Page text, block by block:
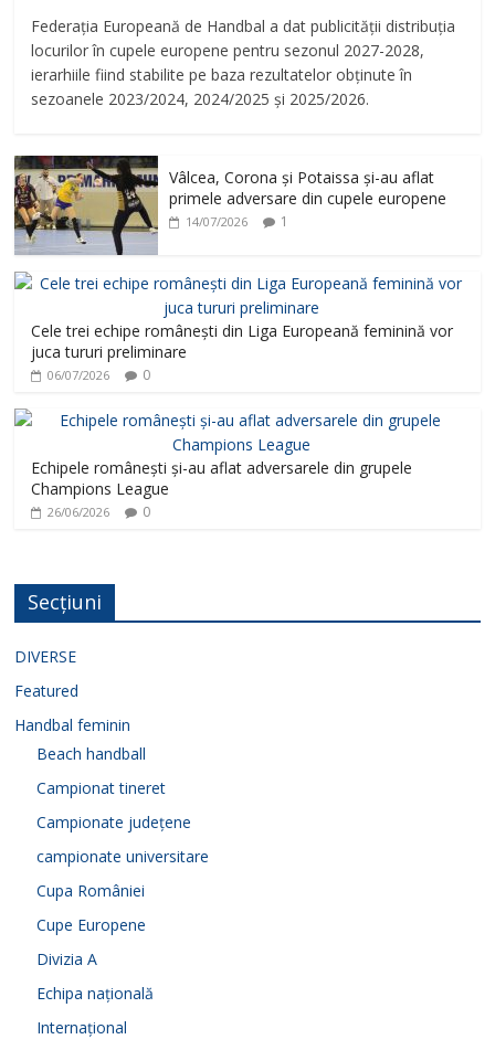
Federația Europeană de Handbal a dat publicității distribuția
locurilor în cupele europene pentru sezonul 2027-2028,
ierarhiile fiind stabilite pe baza rezultatelor obținute în
sezoanele 2023/2024, 2024/2025 și 2025/2026.
Vâlcea, Corona și Potaissa și-au aflat
primele adversare din cupele europene
14/07/2026 1
Cele trei echipe românești din Liga Europeană feminină vor
juca tururi preliminare
06/07/2026 0
Echipele românești și-au aflat adversarele din grupele
Champions League
26/06/2026 0
Secțiuni
DIVERSE
Featured
Handbal feminin
Beach handball
Campionat tineret
Campionate județene
campionate universitare
Cupa României
Cupe Europene
Divizia A
Echipa națională
Internațional